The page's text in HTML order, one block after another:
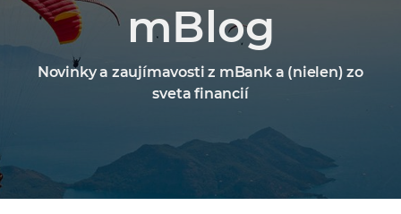
mBlog
Novinky a zaujímavosti z mBank a (nielen) zo
sveta financií